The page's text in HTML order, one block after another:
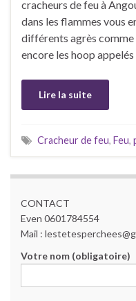
cracheurs de feu à
dans les flammes vous
différents agrès
encore les hoop appelés
Lire la suite
Cracheur de feu, Feu,
CONTACT
Even 0601784554
Mail :
Votre nom (obligatoire)